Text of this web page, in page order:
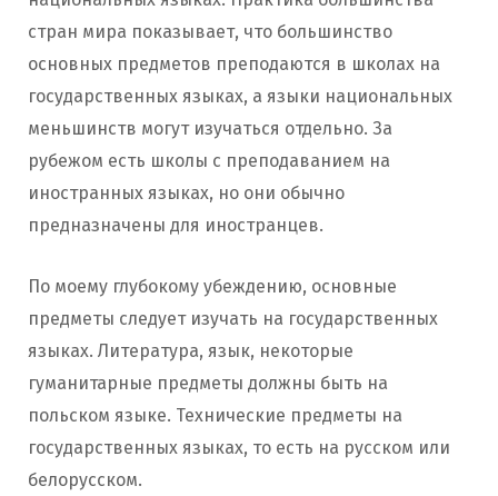
стран мира показывает, что большинство
основных предметов преподаются в школах на
государственных языках, а языки национальных
меньшинств могут изучаться отдельно. За
рубежом есть школы с преподаванием на
иностранных языках, но они обычно
предназначены для иностранцев.
По моему глубокому убеждению, основные
предметы следует изучать на государственных
языках. Литература, язык, некоторые
гуманитарные предметы должны быть на
польском языке. Технические предметы на
государственных языках, то есть на русском или
белорусском.